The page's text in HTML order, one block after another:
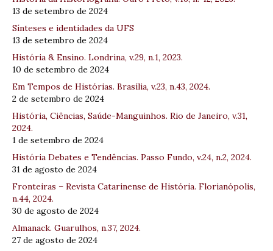
13 de setembro de 2024
Sínteses e identidades da UFS
13 de setembro de 2024
História & Ensino. Londrina, v.29, n.1, 2023.
10 de setembro de 2024
Em Tempos de Histórias. Brasília, v.23, n.43, 2024.
2 de setembro de 2024
História, Ciências, Saúde-Manguinhos. Rio de Janeiro, v.31,
2024.
1 de setembro de 2024
História Debates e Tendências. Passo Fundo, v.24, n.2, 2024.
31 de agosto de 2024
Fronteiras – Revista Catarinense de História. Florianópolis,
n.44, 2024.
30 de agosto de 2024
Almanack. Guarulhos, n.37, 2024.
27 de agosto de 2024